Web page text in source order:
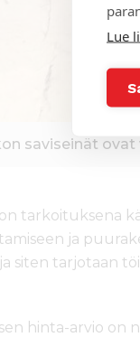
Lue
saviseinät ovat
tarkoituksena
ja
siten tarjotaan
hinta-arvio on